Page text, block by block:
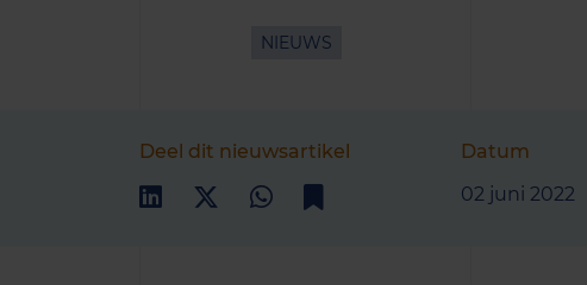
NIEUWS
Deel dit nieuwsartikel
Datum
02 juni 2022